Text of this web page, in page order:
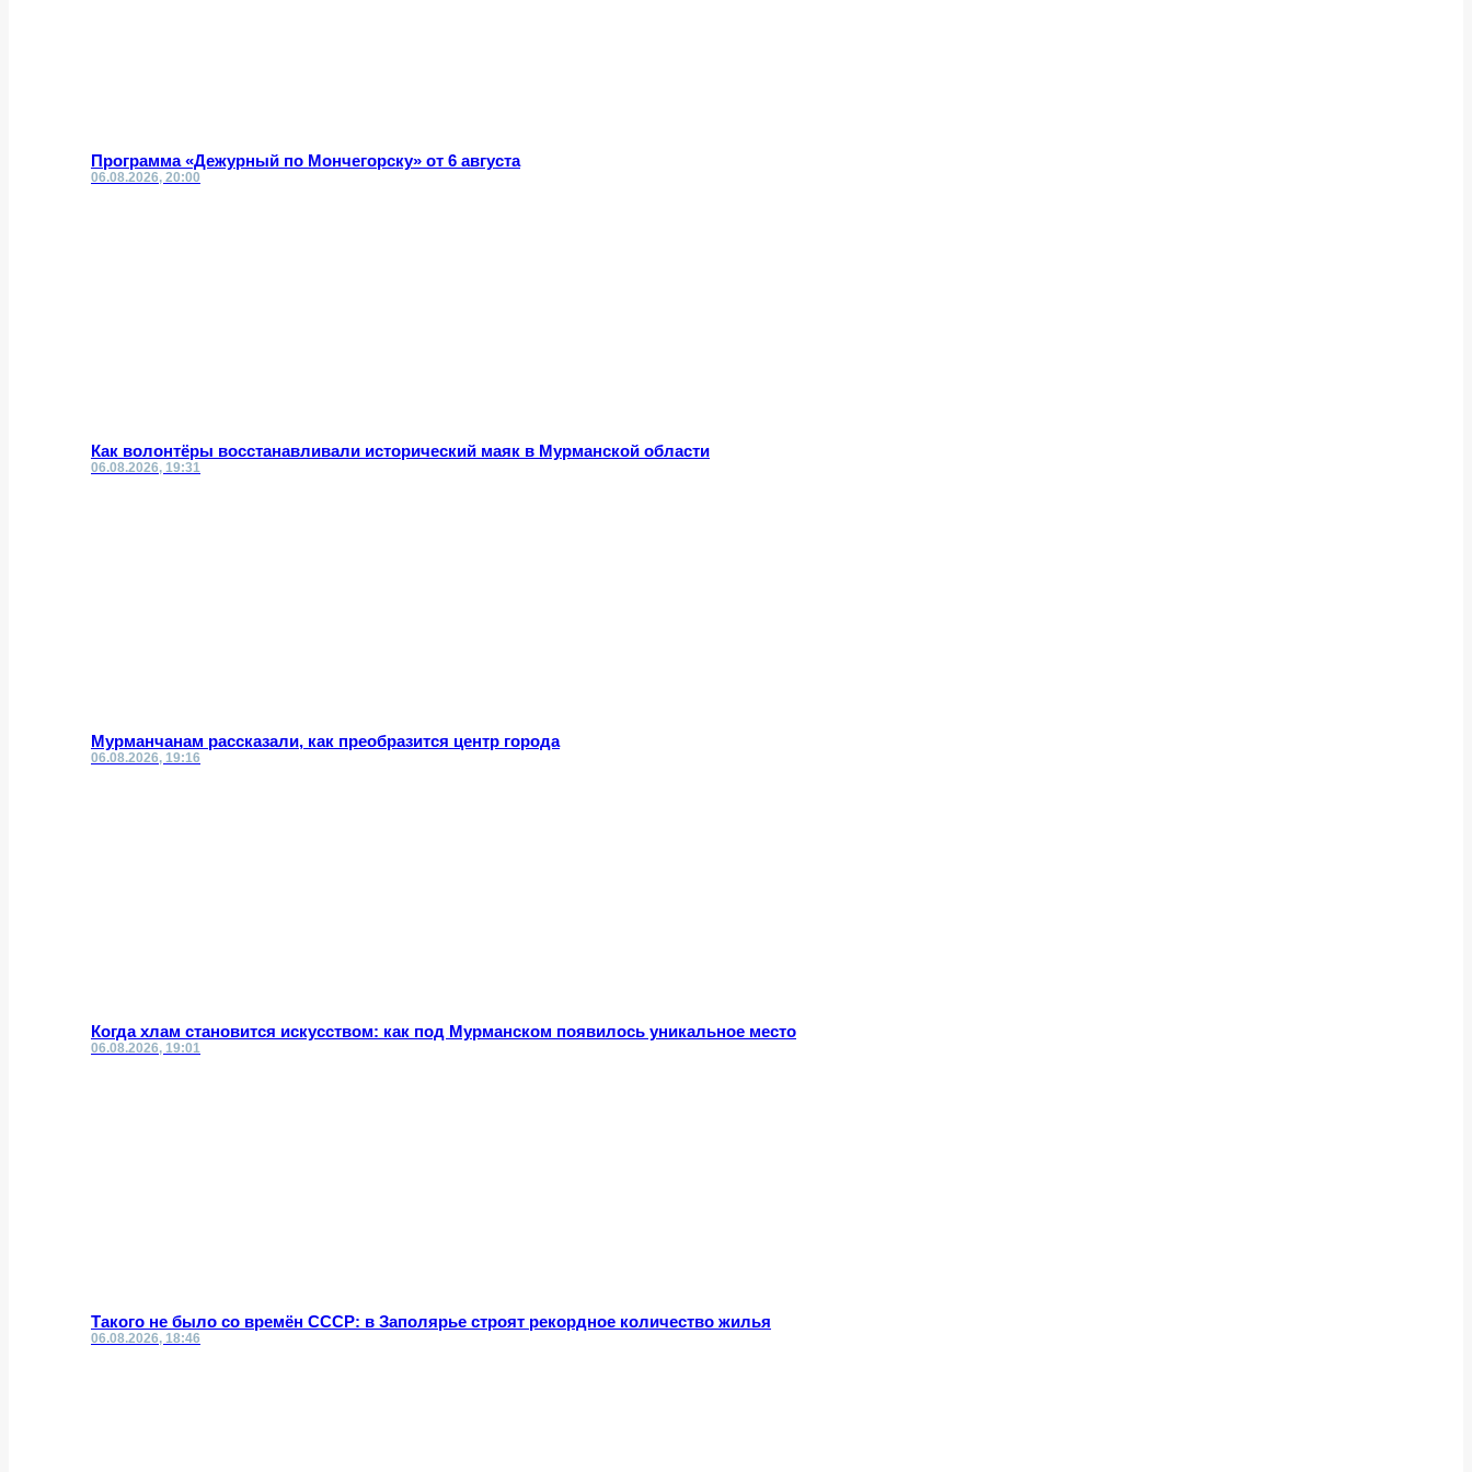
Программа «Дежурный по Мончегорску» от 6 августа
06.08.2026, 20:00
Как волонтёры восстанавливали исторический маяк в Мурманской области
06.08.2026, 19:31
Мурманчанам рассказали, как преобразится центр города
06.08.2026, 19:16
Когда хлам становится искусством: как под Мурманском появилось уникальное место
06.08.2026, 19:01
Такого не было со времён СССР: в Заполярье строят рекордное количество жилья
06.08.2026, 18:46